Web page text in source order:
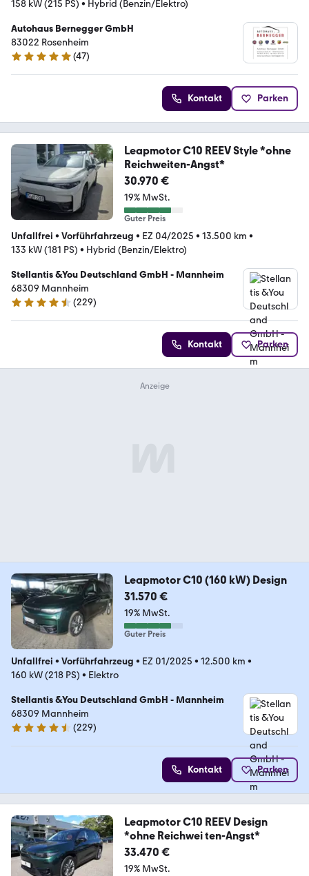
158 kW (215 PS) • Hybrid (Benzin/Elektro)
Autohaus Bernegger GmbH
83022 Rosenheim
5 Sterne
(47)
Kontakt Parken
Leapmotor C10 REEV Style *ohne
Reichweiten-Angst*
30.970 €
19% MwSt.
Guter Preis
Unfallfrei • Vorführfahrzeug • EZ 04/2025 • 13.500 km •
133 kW (181 PS) • Hybrid (Benzin/Elektro)
Stellantis &You Deutschland GmbH - Mannheim
68309 Mannheim
4.3 Sterne
(229)
Kontakt Parken
Leapmotor C10 (160 kW) Design
31.570 €
19% MwSt.
Guter Preis
Unfallfrei • Vorführfahrzeug • EZ 01/2025 • 12.500 km •
160 kW (218 PS) • Elektro
Stellantis &You Deutschland GmbH - Mannheim
68309 Mannheim
4.3 Sterne
(229)
Kontakt Parken
Leapmotor C10 REEV Design
*ohne Reichwei ten-Angst*
33.470 €
19% MwSt.